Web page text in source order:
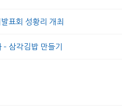
표회 성황리 개최
삼각김밥 만들기